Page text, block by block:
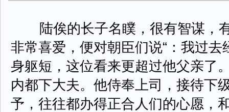
陆俟的长子名瞨，很有智谋，
非常喜爱，便对朝臣们说“：我过
身躯短，这位看来更超过他父亲了
内都下大夫。他侍奉上司，接待下
予，往往都办得正合人们的心愿，